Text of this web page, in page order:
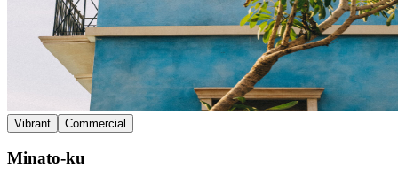
Vibrant Commercial
Minato-ku